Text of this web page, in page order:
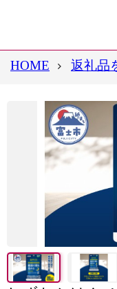
HOME 返礼品